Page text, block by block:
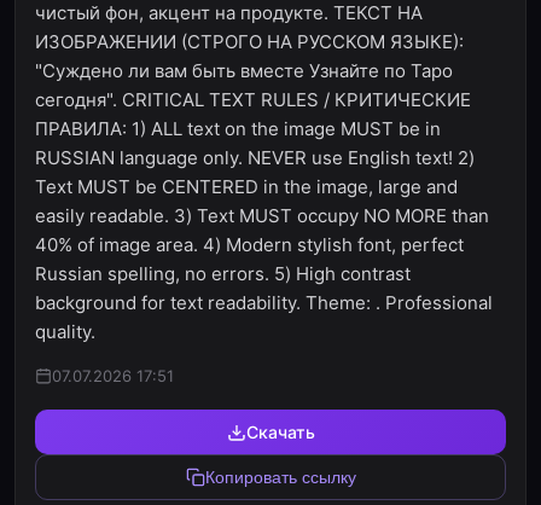
чистый фон, акцент на продукте. ТЕКСТ НА
ИЗОБРАЖЕНИИ (СТРОГО НА РУССКОМ ЯЗЫКЕ):
"Суждено ли вам быть вместе Узнайте по Таро
сегодня". CRITICAL TEXT RULES / КРИТИЧЕСКИЕ
ПРАВИЛА: 1) ALL text on the image MUST be in
RUSSIAN language only. NEVER use English text! 2)
Text MUST be CENTERED in the image, large and
easily readable. 3) Text MUST occupy NO MORE than
40% of image area. 4) Modern stylish font, perfect
Russian spelling, no errors. 5) High contrast
background for text readability. Theme: . Professional
quality.
07.07.2026 17:51
Скачать
Копировать ссылку